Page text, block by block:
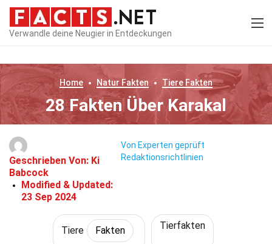
Verwandle deine Neugier in Entdeckungen
Home Natur Fakten Tiere Fakten
28 Fakten Über Karakal
Geschrieben Von: Ki
Babcock
Modified & Updated:
23 Sep 2024
Von Experten geprüft
Redaktionsrichtlinien
Tiere Fakten Tierfakten